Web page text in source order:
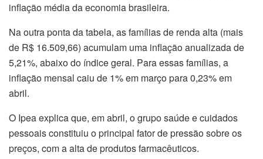
inflação média da economia brasileira.
Na outra ponta da tabela, as famílias de renda alta (mais
de R$ 16.509,66) acumulam uma inflação anualizada de
5,21%, abaixo do índice geral. Para essas famílias, a
inflação mensal caiu de 1% em março para 0,23% em
abril.
O Ipea explica que, em abril, o grupo saúde e cuidados
pessoais constituiu o principal fator de pressão sobre os
preços, com a alta de produtos farmacêuticos.